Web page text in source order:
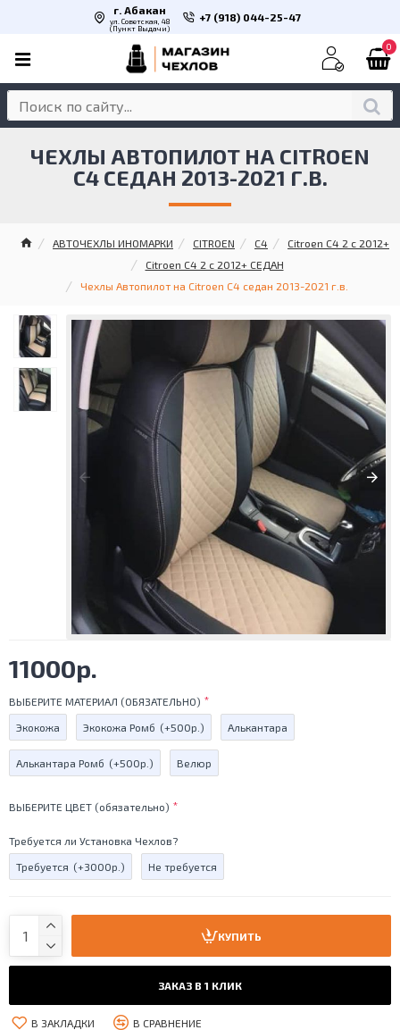
г. Абакан
ул. Советская, 48
(Пункт Выдачи)
+7 (918) 044-25-47
0
АВТОЧЕХЛЫ ИНОМАРКИ CITROEN C4
Citroen C4 2 с 2012+
Citroen C4 2 с 2012+ СЕДАН
Чехлы Автопилот на Citroen C4 седан 2013-2021 г.в.
ЧЕХЛЫ АВТОПИЛОТ НА CITROEN
C4 СЕДАН 2013-2021 Г.В.
11000р.
ВЫБЕРИТЕ МАТЕРИАЛ (ОБЯЗАТЕЛЬНО)
Экокожа Экокожа Ромб (+500р.) Алькантара
Алькантара Ромб (+500р.) Велюр
ВЫБЕРИТЕ ЦВЕТ (обязательно)
Требуется ли Установка Чехлов?
Требуется (+3000р.) Не требуется
КУПИТЬ
ЗАКАЗ В 1 КЛИК
В ЗАКЛАДКИ В СРАВНЕНИЕ